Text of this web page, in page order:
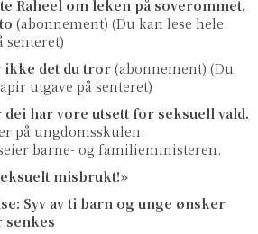
Raheel om leken på soverommet.
(abonnement) (Du kan lese hele
senteret)
ikke det du tror(abonnement) (Du
utgave på senteret)
dei har vore utsett for seksuell vald.
på ungdomsskulen.
barne- og familieministeren.
misbrukt!»
Syv av ti barn og unge ønsker
senkes